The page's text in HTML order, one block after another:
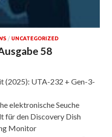
/ UNCATEGORIZED
58
(2025): UTA-232 + Gen-3-
elektronische Seuche
für den Discovery Dish
Monitor